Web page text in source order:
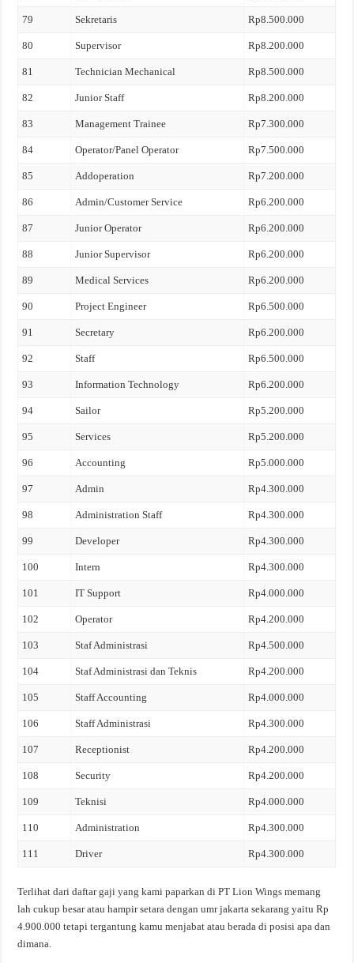
79 Sekretaris Rp8.500.000
80 Supervisor Rp8.200.000
81 Technician Mechanical Rp8.500.000
82 Junior Staff Rp8.200.000
83 Management Trainee Rp7.300.000
84 Operator/Panel Operator Rp7.500.000
85 Addoperation Rp7.200.000
86 Admin/Customer Service Rp6.200.000
87 Junior Operator Rp6.200.000
88 Junior Supervisor Rp6.200.000
89 Medical Services Rp6.200.000
90 Project Engineer Rp6.500.000
91 Secretary Rp6.200.000
92 Staff Rp6.500.000
93 Information Technology Rp6.200.000
94 Sailor Rp5.200.000
95 Services Rp5.200.000
96 Accounting Rp5.000.000
97 Admin Rp4.300.000
98 Administration Staff Rp4.300.000
99 Developer Rp4.300.000
100 Intern Rp4.300.000
101 IT Support Rp4.000.000
102 Operator Rp4.200.000
103 Staf Administrasi Rp4.500.000
104 Staf Administrasi dan Teknis Rp4.200.000
105 Staff Accounting Rp4.000.000
106 Staff Administrasi Rp4.300.000
107 Receptionist Rp4.200.000
108 Security Rp4.200.000
109 Teknisi Rp4.000.000
110 Administration Rp4.300.000
111 Driver Rp4.300.000
Terlihat dari daftar gaji yang kami paparkan di PT Lion Wings memang
lah cukup besar atau hampir setara dengan umr jakarta sekarang yaitu Rp
4.900.000 tetapi tergantung kamu menjabat atau berada di posisi apa dan
dimana.